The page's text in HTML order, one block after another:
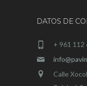
DATOS DE
+ 961 112
Calle